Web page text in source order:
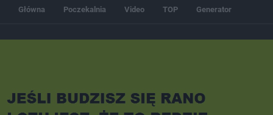
Główna Poczekalnia Video TOP Generator